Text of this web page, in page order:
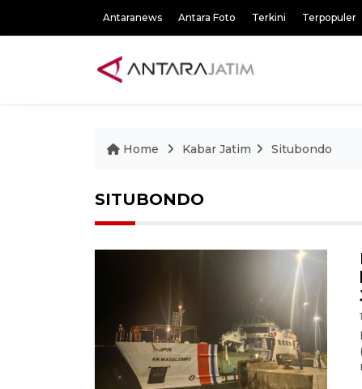
Antaranews Antara Foto Terkini Terpopuler
Home Kabar Jatim Situbondo
SITUBONDO